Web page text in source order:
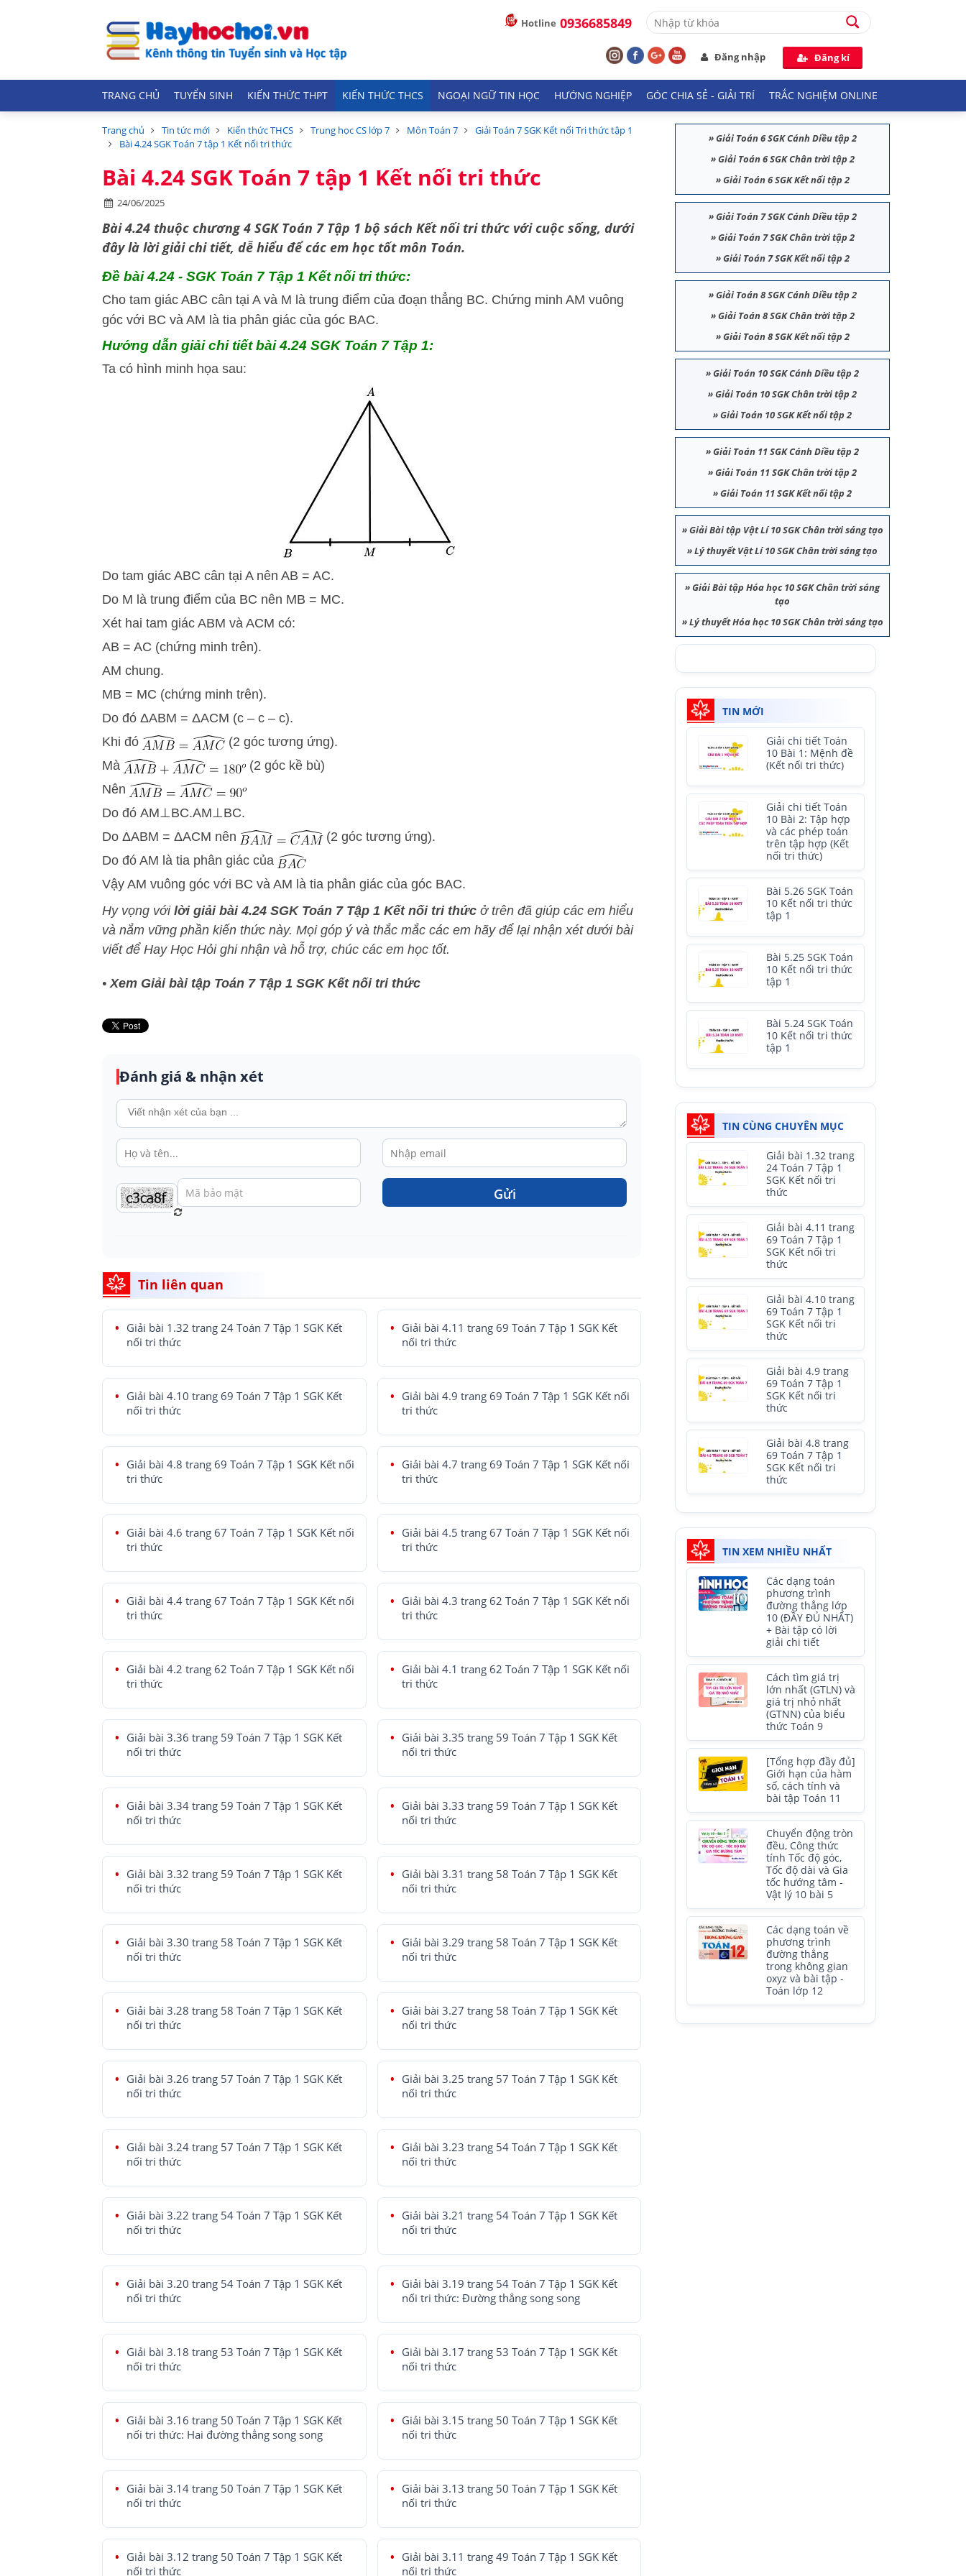
Hotline 0936685849
Đăng nhập Đăng kí
TRANG CHỦ TUYỂN SINH KIẾN THỨC THPT KIẾN THỨC THCS NGOẠI NGỮ TIN HỌC HƯỚNG NGHIỆP GÓC CHIA SẺ - GIẢI TRÍ TRẮC NGHIỆM ONLINE
Trang chủ Tin tức mới Kiến thức THCS Trung học CS lớp 7 Môn Toán 7
Giải Toán 7 SGK Kết nối Tri thức tập 1
Bài 4.24 SGK Toán 7 tập 1 Kết nối tri thức
Bài 4.24 SGK Toán 7 tập 1 Kết nối tri thức
24/06/2025
Bài 4.24 thuộc chương 4 SGK Toán 7 Tập 1 bộ sách Kết nối tri thức với cuộc sống, dưới
đây là lời giải chi tiết, dễ hiểu để các em học tốt môn Toán.
Đề bài 4.24 - SGK Toán 7 Tập 1 Kết nối tri thức:
Cho tam giác ABC cân tại A và M là trung điểm của đoạn thẳng BC. Chứng minh AM vuông
góc với BC và AM là tia phân giác của góc BAC.
Hướng dẫn giải chi tiết bài 4.24 SGK Toán 7 Tập 1:
Ta có hình minh họa sau:
Do tam giác ABC cân tại A nên AB = AC.
Do M là trung điểm của BC nên MB = MC.
Xét hai tam giác ABM và ACM có:
AB = AC (chứng minh trên).
AM chung.
MB = MC (chứng minh trên).
Do đó ΔABM = ΔACM (c – c – c).
Khi đó
(2 góc tương ứng).
Mà
(2 góc kề bù)
Nên
Do đó AM⊥BC.AM⊥BC.
Do ΔABM = ΔACM nên
(2 góc tương ứng).
Do đó AM là tia phân giác của
Vậy AM vuông góc với BC và AM là tia phân giác của góc BAC.
Hy vọng với lời giải bài 4.24 SGK Toán 7 Tập 1 Kết nối tri thức ở trên đã giúp các em hiểu
và nắm vững phần kiến thức này. Mọi góp ý và thắc mắc các em hãy để lại nhận xét dưới bài
viết để Hay Học Hỏighi nhận và hỗ trợ, chúc các em học tốt.
•Xem Giải bài tập Toán 7 Tập 1 SGK Kết nối tri thức
Đánh giá & nhận xét
Gửi
Tin liên quan
Giải bài 1.32 trang 24 Toán 7 Tập 1 SGK Kết
nối tri thức
Giải bài 4.11 trang 69 Toán 7 Tập 1 SGK Kết
nối tri thức
Giải bài 4.10 trang 69 Toán 7 Tập 1 SGK Kết
nối tri thức
Giải bài 4.9 trang 69 Toán 7 Tập 1 SGK Kết nối
tri thức
Giải bài 4.8 trang 69 Toán 7 Tập 1 SGK Kết nối
tri thức
Giải bài 4.7 trang 69 Toán 7 Tập 1 SGK Kết nối
tri thức
Giải bài 4.6 trang 67 Toán 7 Tập 1 SGK Kết nối
tri thức
Giải bài 4.5 trang 67 Toán 7 Tập 1 SGK Kết nối
tri thức
Giải bài 4.4 trang 67 Toán 7 Tập 1 SGK Kết nối
tri thức
Giải bài 4.3 trang 62 Toán 7 Tập 1 SGK Kết nối
tri thức
Giải bài 4.2 trang 62 Toán 7 Tập 1 SGK Kết nối
tri thức
Giải bài 4.1 trang 62 Toán 7 Tập 1 SGK Kết nối
tri thức
Giải bài 3.36 trang 59 Toán 7 Tập 1 SGK Kết
nối tri thức
Giải bài 3.35 trang 59 Toán 7 Tập 1 SGK Kết
nối tri thức
Giải bài 3.34 trang 59 Toán 7 Tập 1 SGK Kết
nối tri thức
Giải bài 3.33 trang 59 Toán 7 Tập 1 SGK Kết
nối tri thức
Giải bài 3.32 trang 59 Toán 7 Tập 1 SGK Kết
nối tri thức
Giải bài 3.31 trang 58 Toán 7 Tập 1 SGK Kết
nối tri thức
Giải bài 3.30 trang 58 Toán 7 Tập 1 SGK Kết
nối tri thức
Giải bài 3.29 trang 58 Toán 7 Tập 1 SGK Kết
nối tri thức
Giải bài 3.28 trang 58 Toán 7 Tập 1 SGK Kết
nối tri thức
Giải bài 3.27 trang 58 Toán 7 Tập 1 SGK Kết
nối tri thức
Giải bài 3.26 trang 57 Toán 7 Tập 1 SGK Kết
nối tri thức
Giải bài 3.25 trang 57 Toán 7 Tập 1 SGK Kết
nối tri thức
Giải bài 3.24 trang 57 Toán 7 Tập 1 SGK Kết
nối tri thức
Giải bài 3.23 trang 54 Toán 7 Tập 1 SGK Kết
nối tri thức
Giải bài 3.22 trang 54 Toán 7 Tập 1 SGK Kết
nối tri thức
Giải bài 3.21 trang 54 Toán 7 Tập 1 SGK Kết
nối tri thức
Giải bài 3.20 trang 54 Toán 7 Tập 1 SGK Kết
nối tri thức
Giải bài 3.19 trang 54 Toán 7 Tập 1 SGK Kết
nối tri thức: Đường thẳng song song
Giải bài 3.18 trang 53 Toán 7 Tập 1 SGK Kết
nối tri thức
Giải bài 3.17 trang 53 Toán 7 Tập 1 SGK Kết
nối tri thức
Giải bài 3.16 trang 50 Toán 7 Tập 1 SGK Kết
nối tri thức: Hai đường thẳng song song
Giải bài 3.15 trang 50 Toán 7 Tập 1 SGK Kết
nối tri thức
Giải bài 3.14 trang 50 Toán 7 Tập 1 SGK Kết
nối tri thức
Giải bài 3.13 trang 50 Toán 7 Tập 1 SGK Kết
nối tri thức
Giải bài 3.12 trang 50 Toán 7 Tập 1 SGK Kết
nối tri thức
Giải bài 3.11 trang 49 Toán 7 Tập 1 SGK Kết
nối tri thức
»Giải Toán 6 SGK Cánh Diều tập 2
»Giải Toán 6 SGK Chân trời tập 2
»Giải Toán 6 SGK Kết nối tập 2
»Giải Toán 7 SGK Cánh Diều tập 2
»Giải Toán 7 SGK Chân trời tập 2
»Giải Toán 7 SGK Kết nối tập 2
»Giải Toán 8 SGK Cánh Diều tập 2
»Giải Toán 8 SGK Chân trời tập 2
»Giải Toán 8 SGK Kết nối tập 2
»Giải Toán 10 SGK Cánh Diều tập 2
»Giải Toán 10 SGK Chân trời tập 2
»Giải Toán 10 SGK Kết nối tập 2
»Giải Toán 11 SGK Cánh Diều tập 2
»Giải Toán 11 SGK Chân trời tập 2
»Giải Toán 11 SGK Kết nối tập 2
»Giải Bài tập Vật Lí 10 SGK Chân trời sáng tạo
»Lý thuyết Vật Lí 10 SGK Chân trời sáng tạo
»Giải Bài tập Hóa học 10 SGK Chân trời sáng
tạo
»Lý thuyết Hóa học 10 SGK Chân trời sáng tạo
TIN MỚI
Giải chi tiết Toán
10 Bài 1: Mệnh đề
(Kết nối tri thức)
Giải chi tiết Toán
10 Bài 2: Tập hợp
và các phép toán
trên tập hợp (Kết
nối tri thức)
Bài 5.26 SGK Toán
10 Kết nối tri thức
tập 1
Bài 5.25 SGK Toán
10 Kết nối tri thức
tập 1
Bài 5.24 SGK Toán
10 Kết nối tri thức
tập 1
TIN CÙNG CHUYÊN MỤC
Giải bài 1.32 trang
24 Toán 7 Tập 1
SGK Kết nối tri
thức
Giải bài 4.11 trang
69 Toán 7 Tập 1
SGK Kết nối tri
thức
Giải bài 4.10 trang
69 Toán 7 Tập 1
SGK Kết nối tri
thức
Giải bài 4.9 trang
69 Toán 7 Tập 1
SGK Kết nối tri
thức
Giải bài 4.8 trang
69 Toán 7 Tập 1
SGK Kết nối tri
thức
TIN XEM NHIỀU NHẤT
Các dạng toán
phương trình
đường thẳng lớp
10 (ĐẦY ĐỦ NHẤT)
+ Bài tập có lời
giải chi tiết
Cách tìm giá trị
lớn nhất (GTLN) và
giá trị nhỏ nhất
(GTNN) của biểu
thức Toán 9
[Tổng hợp đầy đủ]
Giới hạn của hàm
số, cách tính và
bài tập Toán 11
Chuyển động tròn
đều, Công thức
tính Tốc độ góc,
Tốc độ dài và Gia
tốc hướng tâm -
Vật lý 10 bài 5
Các dạng toán về
phương trình
đường thẳng
trong không gian
oxyz và bài tập -
Toán lớp 12